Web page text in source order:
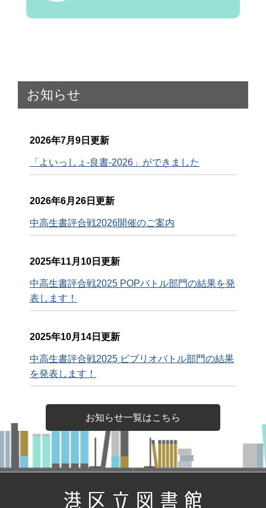
お知らせ
2026年7月9日更新
「よいっしょ-良書-2026」ができました
2026年6月26日更新
中高生書評合戦2026開催のご案内
2025年11月10日更新
中高生書評合戦2025 POPバトル部門の結果を発
表します！
2025年10月14日更新
中高生書評合戦2025 ビブリオバトル部門の結果
を発表します！
お知らせ一覧はこちら